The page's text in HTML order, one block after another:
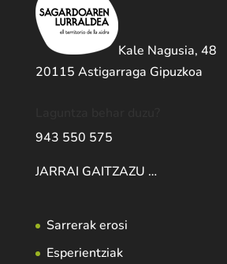
Kale Nagusia, 48
20115 Astigarraga Gipuzkoa
943 550 575
JARRAI GAITZAZU …
Sarrerak erosi
Esperientziak